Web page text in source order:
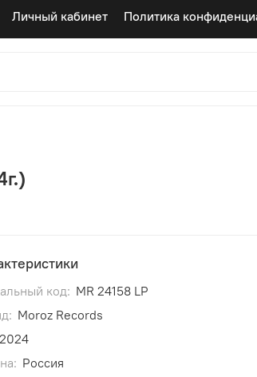
Личный кабинет Политика
код: MR 24158 LP
Moroz Records
2024
Россия